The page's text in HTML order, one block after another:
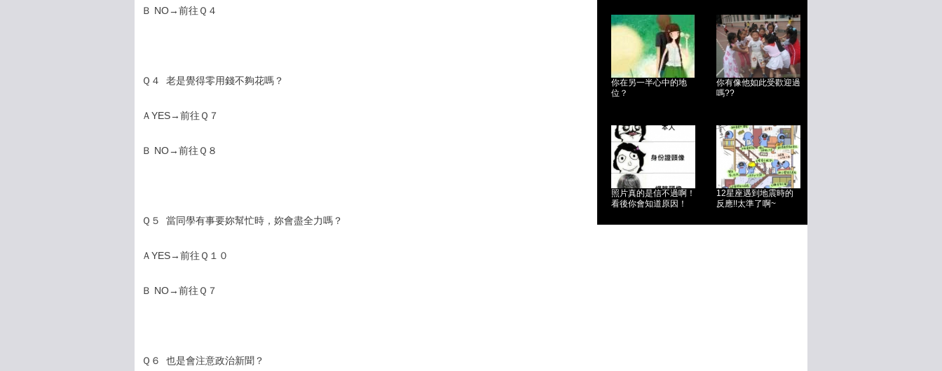
你在另一半心中的地
位？
你有像他如此受歡迎過
嗎??
照片真的是信不過啊！
看後你會知道原因！
12星座遇到地震時的
反應!!太準了啊~
Ｂ NO→前往Ｑ４
Ｑ４ 老是覺得零用錢不夠花嗎？
ＡYES→前往Ｑ７
Ｂ NO→前往Ｑ８
Ｑ５ 當同學有事要妳幫忙時，妳會盡全力嗎？
ＡYES→前往Ｑ１０
Ｂ NO→前往Ｑ７
Ｑ６ 也是會注意政治新聞？